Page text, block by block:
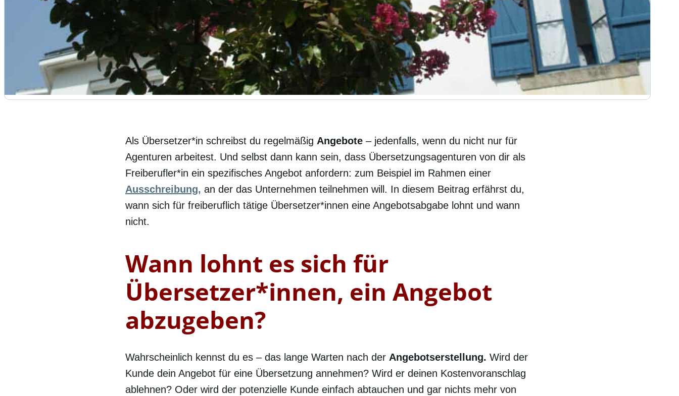
Als Übersetzer*in schreibst du regelmäßig Angebote – jedenfalls, wenn du nicht nur für
Agenturen arbeitest. Und selbst dann kann sein, dass Übersetzungsagenturen von dir als
Freiberufler*in ein spezifisches Angebot anfordern: zum Beispiel im Rahmen einer
Ausschreibung, an der das Unternehmen teilnehmen will. In diesem Beitrag erfährst du,
wann sich für freiberuflich tätige Übersetzer*innen eine Angebotsabgabe lohnt und wann
nicht.
Wann lohnt es sich für
Übersetzer*innen, ein Angebot
abzugeben?
Wahrscheinlich kennst du es – das lange Warten nach der Angebotserstellung. Wird der
Kunde dein Angebot für eine Übersetzung annehmen? Wird er deinen Kostenvoranschlag
ablehnen? Oder wird der potenzielle Kunde einfach abtauchen und gar nichts mehr von